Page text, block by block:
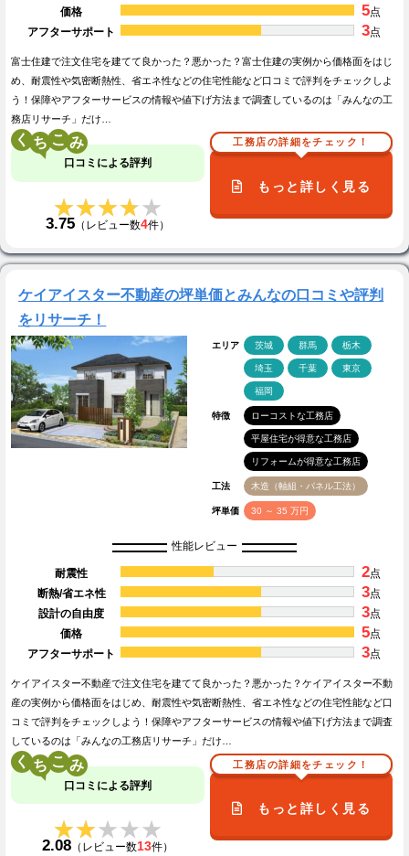
価格
5点
アフターサポート
3点
富士住建で注文住宅を建てて良かった？悪かった？富士住建の実例から価格面をはじ
め、耐震性や気密断熱性、省エネ性などの住宅性能など口コミで評判をチェックしよ
う！保障やアフターサービスの情報や値下げ方法まで調査しているのは「みんなの工
務店リサーチ」だけ…
く こ
口コミによる評判
★★★★★
★★★★★
3.75 （レビュー数4件）
工務店の詳細をチェック！
もっと詳しく見る
ケイアイスター不動産の坪単価とみんなの口コミや評判
をリサーチ！
エリア 茨城 群馬 栃木
埼玉 千葉 東京
福岡
特徴 ローコストな工務店
平屋住宅が得意な工務店
リフォームが得意な工務店
工法 木造（軸組・パネル工法）
坪単価 30 ～ 35 万円
性能レビュー
耐震性 2点
断熱/省エネ性
3点
設計の自由度
3点
価格
5点
アフターサポート
3点
ケイアイスター不動産で注文住宅を建てて良かった？悪かった？ケイアイスター不動
産の実例から価格面をはじめ、耐震性や気密断熱性、省エネ性などの住宅性能など口
コミで評判をチェックしよう！保障やアフターサービスの情報や値下げ方法まで調査
しているのは「みんなの工務店リサーチ」だけ…
く こ
口コミによる評判
★★★★★
★★★★★
2.08 （レビュー数13件）
工務店の詳細をチェック！
もっと詳しく見る